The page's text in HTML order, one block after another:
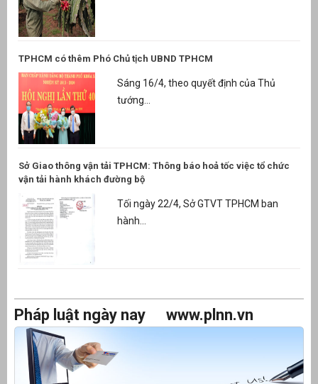
TPHCM có thêm Phó Chủ tịch UBND TPHCM
Sáng 16/4, theo quyết định của Thủ
tướng...
Sở Giao thông vận tải TPHCM: Thông báo hoả tốc việc tổ chức
vận tải hành khách đường bộ
Tối ngày 22/4, Sở GTVT TPHCM ban
hành...
Pháp luật ngày nay www.plnn.vn